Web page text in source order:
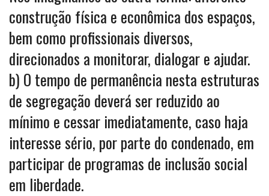
construção física e econômica dos espaços,
bem como profissionais diversos,
direcionados a monitorar, dialogar e ajudar.
b) O tempo de permanência nesta estruturas
de segregação deverá ser reduzido ao
mínimo e cessar imediatamente, caso haja
interesse sério, por parte do condenado, em
participar de programas de inclusão social
em liberdade.